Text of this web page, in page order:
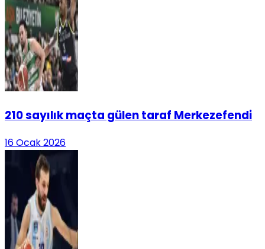
210 sayılık maçta gülen taraf Merkezefendi
16 Ocak 2026